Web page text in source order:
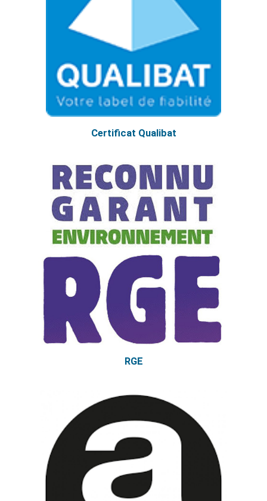
Certificat Qualibat
RGE